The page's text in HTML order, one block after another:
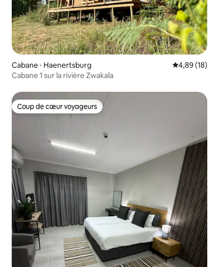
Cabane ⋅ Haenertsburg Évaluation
4,89 (18)
Cabane 1 sur la rivière Zwakala
Coup de cœur voyageurs
Coup de cœur voyageurs